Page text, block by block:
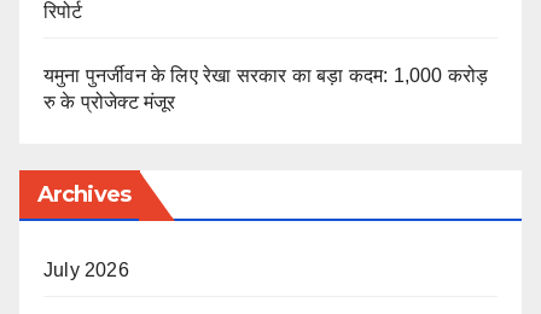
रिपोर्ट
यमुना पुनर्जीवन के लिए रेखा सरकार का बड़ा कदम: 1,000 करोड़
रु के प्रोजेक्ट मंजूर
Archives
July 2026